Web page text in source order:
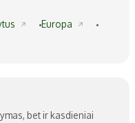
Europa
bet ir kasdieniai